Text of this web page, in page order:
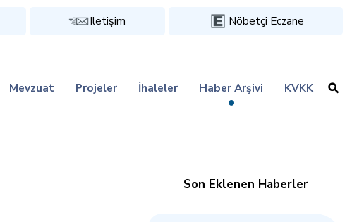
Iletişim Nöbetçi Eczane
Mevzuat Projeler İhaleler Haber Arşivi KVKK
Son Eklenen Haberler